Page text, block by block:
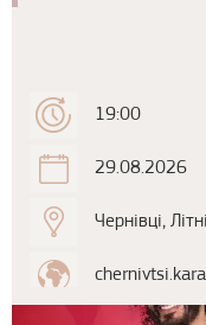
19:00
29.08.2026
Чернівці,